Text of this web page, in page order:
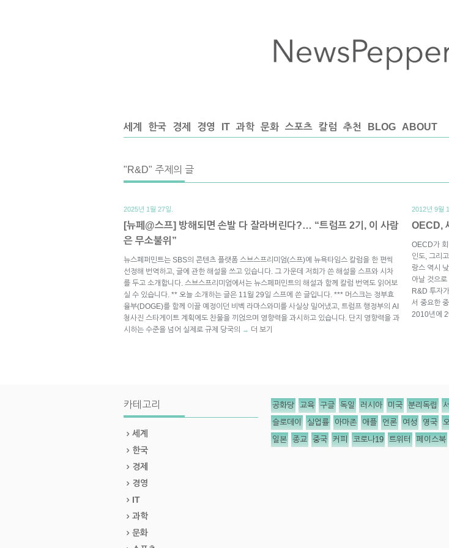
세계 한국 경제 경영 IT 과학 문화 스포츠 칼럼 추천 BLOG ABOUT
"R&D" 주제의 글
2025년 1월 27일.
[뉴페@스프] 방해되면 손발 다 잘라버린다?… “트럼프 2기, 이 사람
은 무소불위”
뉴스페퍼민트는 SBS의 콘텐츠 플랫폼 스브스프리미엄(스프)에 뉴욕타임스 칼럼을 한 편씩
선정해 번역하고, 글에 관한 해설을 쓰고 있습니다. 그 가운데 저희가 쓴 해설을 스프와 시차
를 두고 소개합니다. 스브스프리미엄에서는 뉴스페퍼민트의 해설과 함께 칼럼 번역도 읽어보
실 수 있습니다. ** 오늘 소개하는 글은 11월 29일 스프에 쓴 글입니다. *** 머스크는 정부효
율부(DOGE)를 함께 이끌 예정이던 비벡 라마스와미를 사실상 밀어냈고, 트럼프 행정부의 AI
청사진 스타게이트 계획에도 찬물을 끼얹으며 영향력을 과시하고 있습니다. 단지 영향력을 과
시하는 수준을 넘어 실제로 규제 당국의
→ 더 보기
2012년 9월
OECD,
OECD가 회
인도, 그리
랑스 역시
아날 것으
R&D 투자
서 중요한
2010년에
카테고리
세계
한국
경제
경영
IT
과학
문화
공화당 교육 구글 독일 러시아 미국 분리독립
슬로데이 실업률 아마존 애플 언론 여성 영국
일본 종교 중국 커피 코로나19 트위터 페이스북